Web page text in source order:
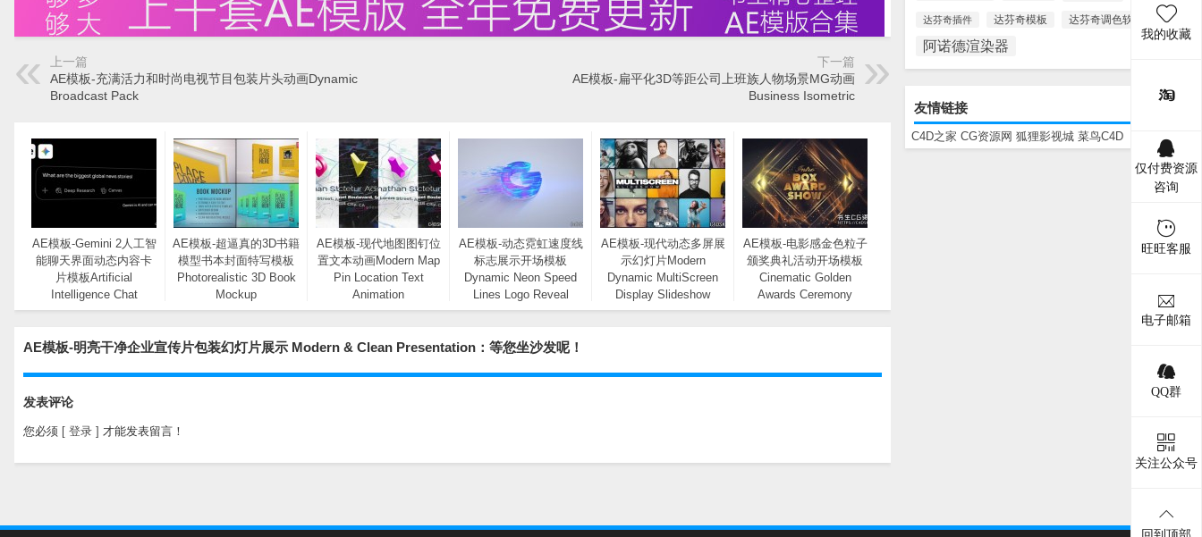
达芬奇插件 达芬奇模板 达芬奇调色软件
阿诺德渲染器
友情链接
C4D之家 CG资源网 狐狸影视城 菜鸟C4D
上一篇
AE模板-充满活力和时尚电视节目包装片头动画Dynamic
Broadcast Pack
下一篇
AE模板-扁平化3D等距公司上班族人物场景MG动画
Business Isometric
AE模板-Gemini 2人工智
能聊天界面动态内容卡
片模板Artificial
Intelligence Chat
Interface Mockup
AE模板-超逼真的3D书籍
模型书本封面特写模板
Photorealistic 3D Book
Mockup
AE模板-现代地图图钉位
置文本动画Modern Map
Pin Location Text
Animation
AE模板-动态霓虹速度线
标志展示开场模板
Dynamic Neon Speed
Lines Logo Reveal
Opener
AE模板-现代动态多屏展
示幻灯片Modern
Dynamic MultiScreen
Display Slideshow
AE模板-电影感金色粒子
颁奖典礼活动开场模板
Cinematic Golden
Awards Ceremony
Event Opener
AE模板-明亮干净企业宣传片包装幻灯片展示 Modern & Clean Presentation：等您坐沙发呢！
发表评论
您必须 [ 登录 ] 才能发表留言！
我的收藏
仅付费资源
咨询
旺旺客服
电子邮箱
QQ群
关注公众号